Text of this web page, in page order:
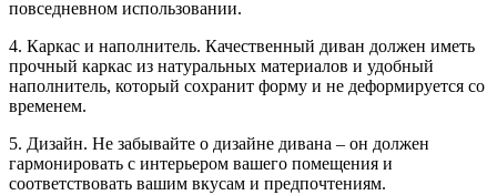
повседневном использовании.
4. Каркас и наполнитель. Качественный диван должен иметь
прочный каркас из натуральных материалов и удобный
наполнитель, который сохранит форму и не деформируется со
временем.
5. Дизайн. Не забывайте о дизайне дивана – он должен
гармонировать с интерьером вашего помещения и
соответствовать вашим вкусам и предпочтениям.